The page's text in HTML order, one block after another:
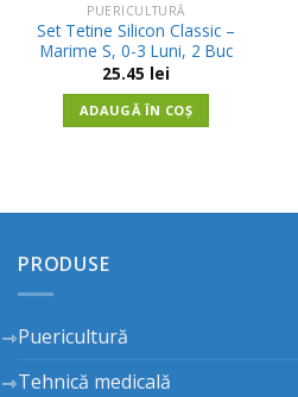
PUERICULTURĂ
Set Tetine Silicon Classic –
Marime S, 0-3 Luni, 2 Buc
25.45 lei
ADAUGĂ ÎN COȘ
PRODUSE
Puericultură
Tehnică medicală